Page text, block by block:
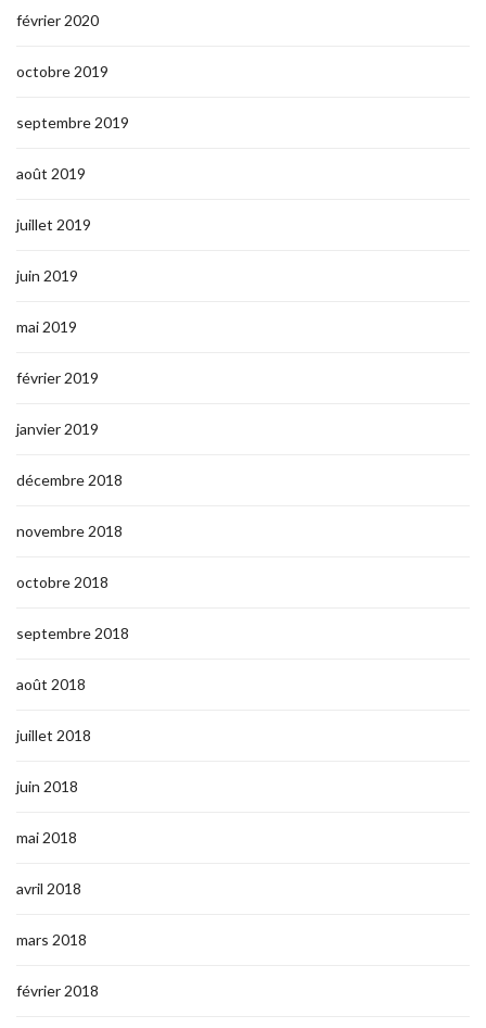
février 2020
octobre 2019
septembre 2019
août 2019
juillet 2019
juin 2019
mai 2019
février 2019
janvier 2019
décembre 2018
novembre 2018
octobre 2018
septembre 2018
août 2018
juillet 2018
juin 2018
mai 2018
avril 2018
mars 2018
février 2018